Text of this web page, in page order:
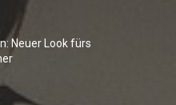
Neuer Look fürs